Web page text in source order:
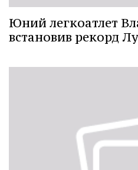
Юний легкоатлет
встановив рекорд